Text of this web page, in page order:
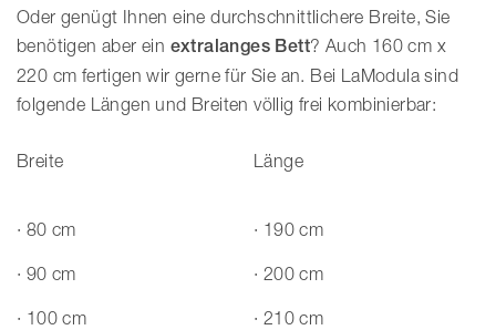
Oder genügt Ihnen eine durchschnittlichere Breite, Sie
benötigen aber ein extralanges Bett? Auch 160 cm x
220 cm fertigen wir gerne für Sie an. Bei LaModula sind
folgende Längen und Breiten völlig frei kombinierbar:
Breite Länge
· 80 cm
· 90 cm
· 100 cm
· 190 cm
· 200 cm
· 210 cm